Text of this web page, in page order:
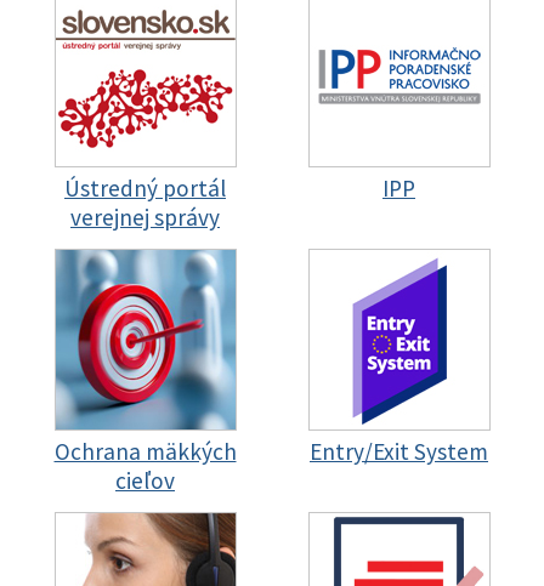
Ústredný portál
verejnej správy
IPP
Ochrana mäkkých
cieľov
Entry/Exit System